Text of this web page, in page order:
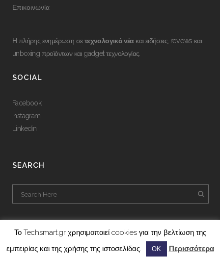
Επικοινωνία
Η πλήρης ενημέρωση σετεχνολογικά νέα και ειδήσεις, reviews και
unboxing προϊόντων και gadget τεχνολογίας.
SOCIAL
Facebook
Instagram
Linkedin
SEARCH
A project by
Το Techsmart.gr χρησιμοποιεί cookies για την βελτίωση της
εμπειρίας και της χρήσης της ιστοσελίδας.
ΟΚ Περισσότερα